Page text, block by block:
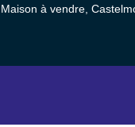
Maison à vendre,